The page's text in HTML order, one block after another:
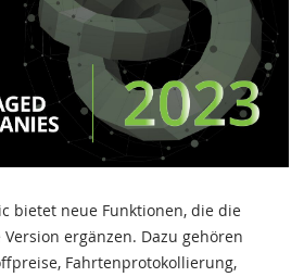
bietet neue Funktionen, die die
ergänzen. Dazu gehören
Fahrtenprotokollierung,